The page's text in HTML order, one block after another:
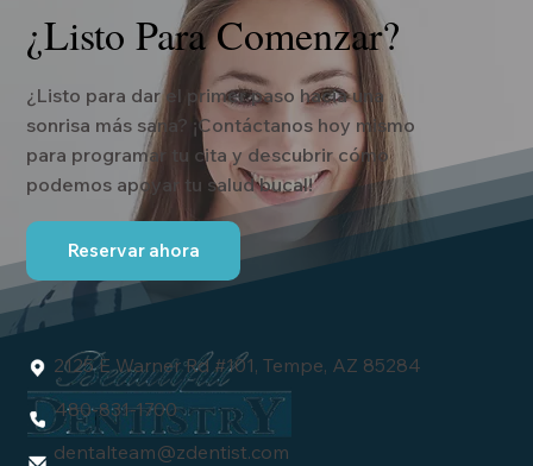
¿Listo Para Comenzar?
¿Listo para dar el primer paso hacia una
sonrisa más sana? ¡Contáctanos hoy mismo
para programar tu cita y descubrir cómo
podemos apoyar tu salud bucal!
Reservar ahora
2125 E Warner Rd #101, Tempe, AZ 85284
480-831-1700
dentalteam@zdentist.com